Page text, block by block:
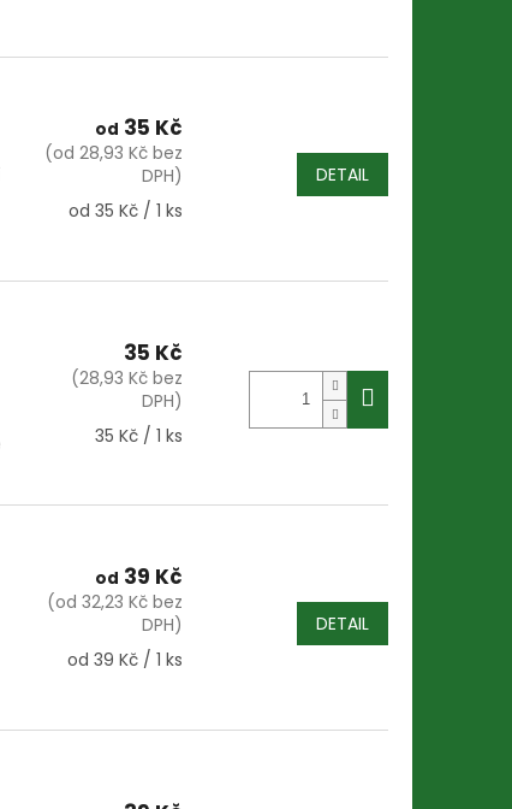
od 35 Kč
(od 28,93 Kč bez
DPH)
Měrná
od 35 Kč / 1 ks
DETAIL
35 Kč
(28,93 Kč bez
DPH)
Měrná
35 Kč / 1 ks
od 39 Kč
(od 32,23 Kč bez
DPH)
Měrná
od 39 Kč / 1 ks
DETAIL